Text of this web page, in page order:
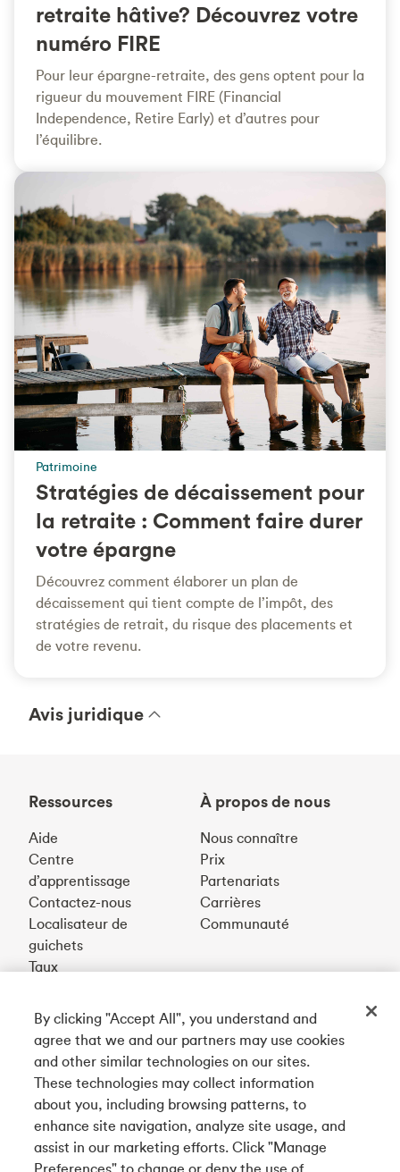
retraite hâtive? Découvrez votre
numéro FIRE
Pour leur épargne-retraite, des gens optent pour la
rigueur du mouvement FIRE (Financial
Independence, Retire Early) et d’autres pour
l’équilibre.
Patrimoine
Stratégies de décaissement pour
la retraite : Comment faire durer
votre épargne
Découvrez comment élaborer un plan de
décaissement qui tient compte de l’impôt, des
stratégies de retrait, du risque des placements et
de votre revenu.
Avis juridique
Ressources
Aide
Centre
d’apprentissage
Contactez-nous
Localisateur de
guichets
Taux
À propos de nous
Nous connaître
Prix
Partenariats
Carrières
Communauté
Téléchargez notre appli
Connectez-vous avec nous
By clicking "Accept All", you understand and
agree that we and our partners may use cookies
and other similar technologies on our sites.
These technologies may collect information
about you, including browsing patterns, to
enhance site navigation, analyze site usage, and
assist in our marketing efforts. Click "Manage
Preferences" to change or deny the use of